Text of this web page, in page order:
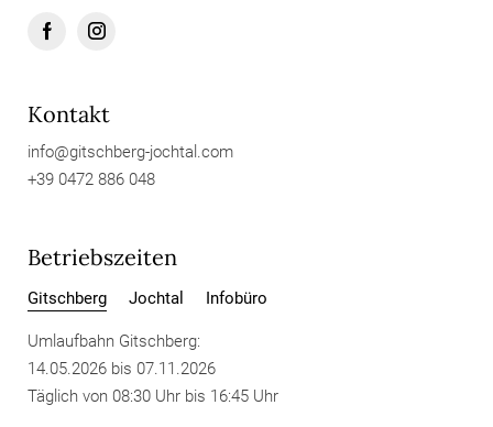
Kontakt
info@gitschberg-jochtal. com
+39 0472 886 048
Betriebszeiten
Gitschberg Jochtal Infobüro
Umlaufbahn Gitschberg:
14.05.2026 bis 07.11.2026
Täglich von 08:30 Uhr bis 16:45 Uhr